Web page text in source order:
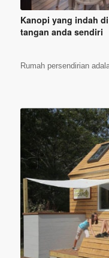
Kanopi yang indah
tangan anda sendiri
Rumah persendirian